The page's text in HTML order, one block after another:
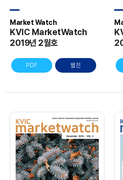
Market Watch
KVIC MarketWatch
2019년 2월호
PDF 웹진